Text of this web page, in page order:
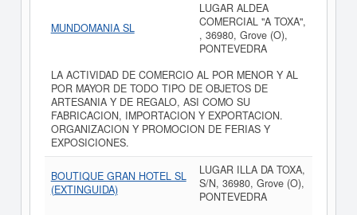
MUNDOMANIA SL
LUGAR ALDEA
COMERCIAL "A TOXA",
, 36980, Grove (O),
PONTEVEDRA
LA ACTIVIDAD DE COMERCIO AL POR MENOR Y AL
POR MAYOR DE TODO TIPO DE OBJETOS DE
ARTESANIA Y DE REGALO, ASI COMO SU
FABRICACION, IMPORTACION Y EXPORTACION.
ORGANIZACION Y PROMOCION DE FERIAS Y
EXPOSICIONES.
BOUTIQUE GRAN HOTEL SL
(EXTINGUIDA)
LUGAR ILLA DA TOXA,
S/N, 36980, Grove (O),
PONTEVEDRA